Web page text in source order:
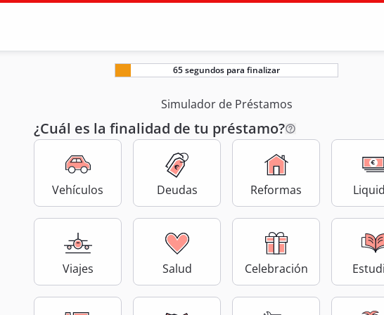
65 segundos para finalizar
Simulador de Préstamos
¿Cuál es la finalidad de tu préstamo?
Vehículos Deudas Reformas
Viajes Salud Celebración